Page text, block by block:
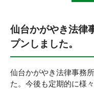
仙台かがやき法律
プンしました。
仙台かがやき法律事務
た。今後も定期的に様